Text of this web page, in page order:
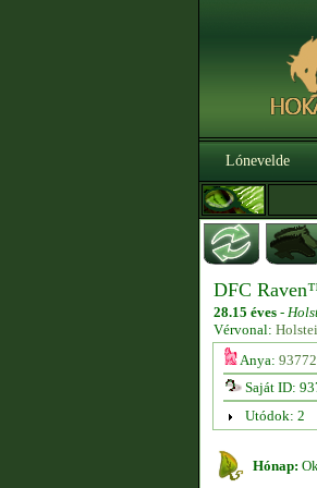
Lónevelde
DFC
28.15 éves -
Vérvonal:
Anya:
Saját ID:
Utódok: 2
Hónap: